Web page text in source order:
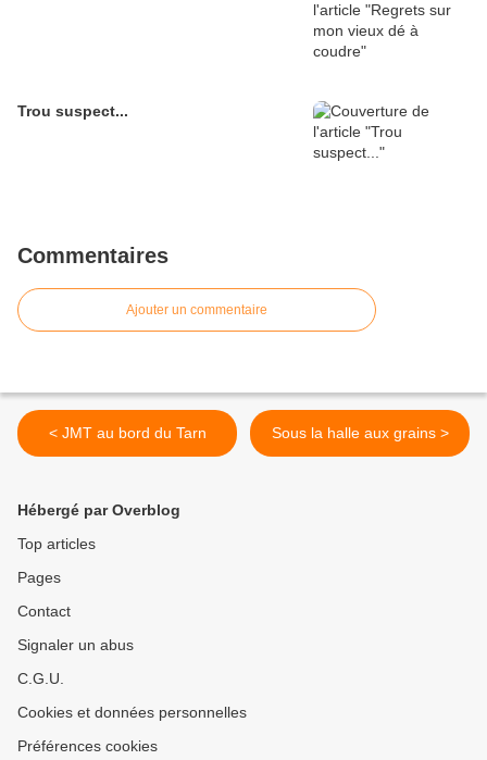
Trou suspect...
Commentaires
Ajouter un commentaire
< JMT au bord du Tarn Sous la halle aux grains >
Hébergé par Overblog
Top articles
Pages
Contact
Signaler un abus
C.G.U.
Cookies et données personnelles
Préférences cookies